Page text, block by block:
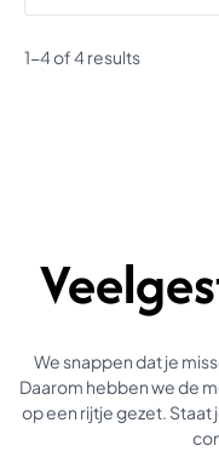
1-4 of 4 results
We snappen dat je
Daarom hebben we de
op een rijtje gezet. Staat